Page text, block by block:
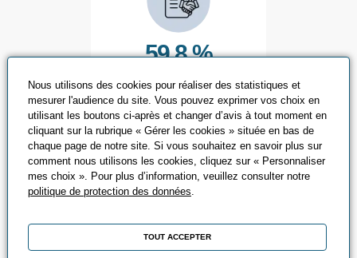
59,8 %
ACCOMPAGNEMENTS
VAE & BILANS DE
COMPETENCES
Nous utilisons des cookies pour réaliser des statistiques et
mesurer l'audience du site. Vous pouvez exprimer vos choix en
utilisant les boutons ci-après et changer d’avis à tout moment en
cliquant sur la rubrique « Gérer les cookies » située en bas de
chaque page de notre site. Si vous souhaitez en savoir plus sur
comment nous utilisons les cookies, cliquez sur « Personnaliser
mes choix ». Pour plus d’information, veuillez consulter notre
politique de protection des données
TOUT ACCEPTER